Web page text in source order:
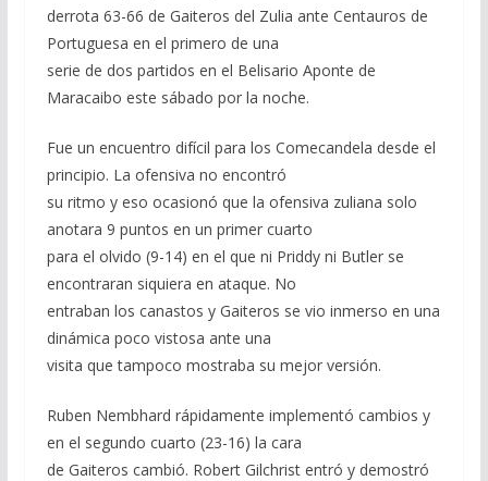
derrota 63-66 de Gaiteros del Zulia ante Centauros de
Portuguesa en el primero de una
serie de dos partidos en el Belisario Aponte de
Maracaibo este sábado por la noche.
Fue un encuentro difícil para los Comecandela desde el
principio. La ofensiva no encontró
su ritmo y eso ocasionó que la ofensiva zuliana solo
anotara 9 puntos en un primer cuarto
para el olvido (9-14) en el que ni Priddy ni Butler se
encontraran siquiera en ataque. No
entraban los canastos y Gaiteros se vio inmerso en una
dinámica poco vistosa ante una
visita que tampoco mostraba su mejor versión.
Ruben Nembhard rápidamente implementó cambios y
en el segundo cuarto (23-16) la cara
de Gaiteros cambió. Robert Gilchrist entró y demostró